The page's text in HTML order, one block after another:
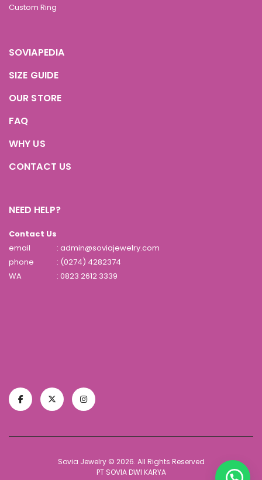
Custom Ring
SOVIAPEDIA
SIZE GUIDE
OUR STORE
FAQ
WHY US
CONTACT US
NEED HELP?
Contact Us
email
: admin@soviajewelry.com
phone
: (0274) 4282374
WA
: 0823 2612 3339
Sovia Jewelry © 2026. All Rights Reserved
PT SOVIA DWI KARYA